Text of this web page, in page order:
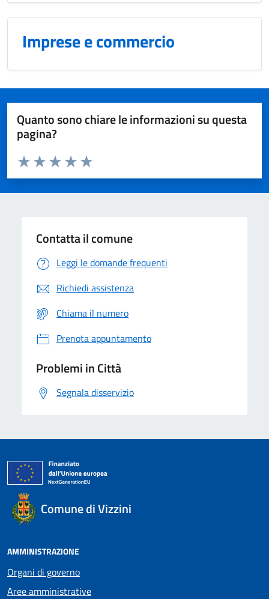
Imprese e commercio
Quanto sono chiare le informazioni su questa
pagina?
Domanda
Valuta da 1 a 5 stelle la pagina
Valuta 5 stelle su 5
Valuta 4 stelle su 5
Valuta 3 stelle su 5
Valuta 2 stelle su 5
Valuta 1 stelle su 5
Contatta il comune
Leggi le domande frequenti
Richiedi assistenza
Chiama il numero
Prenota appuntamento
Problemi in Città
Segnala disservizio
Comune di Vizzini
AMMINISTRAZIONE
Organi di governo
Aree amministrative